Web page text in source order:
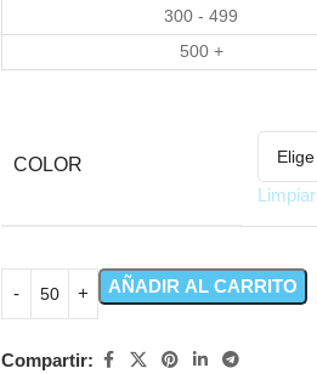
300 - 499
500 +
COLOR
Limpiar
AÑADIR AL CARRITO
Compartir: